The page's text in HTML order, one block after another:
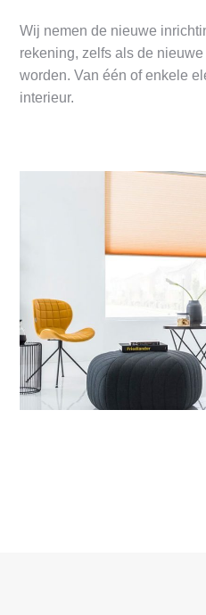
Wij nemen de nieuwe
rekening, zelfs als de
worden. Van één of enkele
interieur.